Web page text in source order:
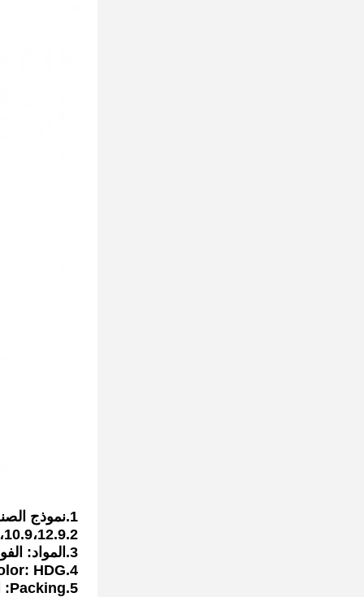
1.نموذج الصنف: الجوز اقتران مسدس
2.Grade: 4.8 8.8،10.9،12.9 وما فوق
3.المواد: الفولاذ المقاوم للصدأ 304،316 ، A325،35 # ، 45 # ، 40Cr (SAE1045 ، 5140)
4.Color: HDG ، أكسيد أسود ، مجلفن ، مطلي بالزنك ، Dacromet
5.Packing: التعبئة تصدير محايدة القياسية / المشتري المطلوبة التعبئة